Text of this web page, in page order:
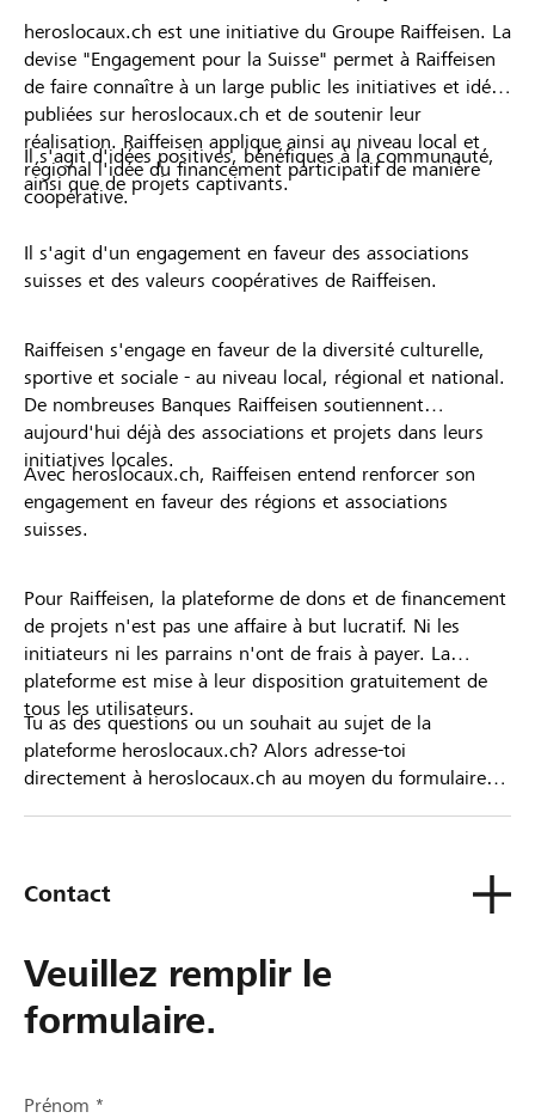
heroslocaux.ch est une initiative du Groupe Raiffeisen. La
devise "Engagement pour la Suisse" permet à Raiffeisen
de faire connaître à un large public les initiatives et idées
publiées sur heroslocaux.ch et de soutenir leur
réalisation. Raiffeisen applique ainsi au niveau local et
régional l'idée du financement participatif de manière
coopérative.
Il s'agit d'idées positives, bénéfiques à la communauté,
ainsi que de projets captivants.
Il s'agit d'un engagement en faveur des associations
suisses et des valeurs coopératives de Raiffeisen.
Raiffeisen s'engage en faveur de la diversité culturelle,
sportive et sociale - au niveau local, régional et national.
De nombreuses Banques Raiffeisen soutiennent
aujourd'hui déjà des associations et projets dans leurs
initiatives locales.
Avec heroslocaux.ch, Raiffeisen entend renforcer son
engagement en faveur des régions et associations
suisses.
Pour Raiffeisen, la plateforme de dons et de financement
de projets n'est pas une affaire à but lucratif. Ni les
initiateurs ni les parrains n'ont de frais à payer. La
plateforme est mise à leur disposition gratuitement de
tous les utilisateurs.
Tu as des questions ou un souhait au sujet de la
plateforme heroslocaux.ch? Alors adresse-toi
directement à heroslocaux.ch au moyen du formulaire
Contact
Veuillez remplir le
formulaire.
Prénom *